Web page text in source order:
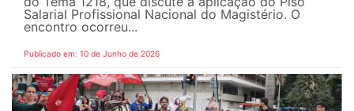
Salarial Profissional Nacional do Magistério. O
encontro ocorreu...
Publicado em: 10 de Junho de 2026